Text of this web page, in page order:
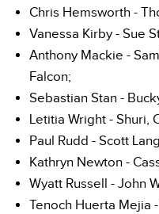
Chris Hemsworth -
Vanessa Kirby - Sue
Anthony Mackie -
Falcon;
Sebastian Stan -
Letitia Wright - Shuri,
Paul Rudd - Scott
Kathryn Newton -
Wyatt Russell - John
Tenoch Huerta Mejia